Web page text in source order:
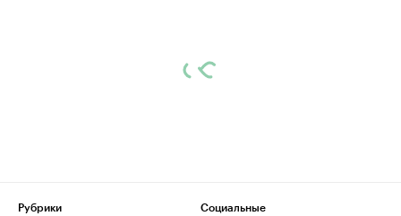
Рубрики
Социальные